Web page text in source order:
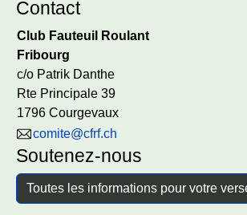
Contact
Club Fauteuil Roulant
Fribourg
c/o Patrik Danthe
Rte Principale 39
1796 Courgevaux
comite@cfrf.ch
Soutenez-nous
Toutes les informations pour votre